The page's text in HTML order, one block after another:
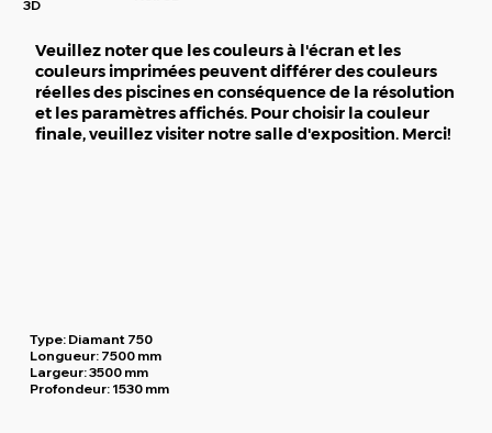
3D
Veuillez noter que les couleurs à l'écran et les
couleurs imprimées peuvent différer des couleurs
réelles des piscines en conséquence de la résolution
et les paramètres affichés. Pour choisir la couleur
finale, veuillez visiter notre salle d'exposition. Merci!
Type: Diamant 750
Longueur: 7500 mm
Largeur:3500 mm
Profondeur: 1530 mm